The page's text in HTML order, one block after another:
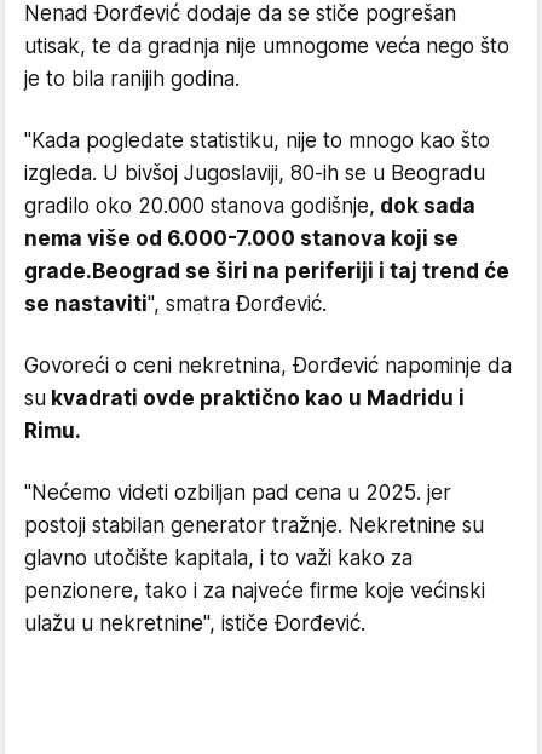
Nenad Đorđević dodaje da se stiče pogrešan
utisak, te da gradnja nije umnogome veća nego što
je to bila ranijih godina.
"Kada pogledate statistiku, nije to mnogo kao što
izgleda. U bivšoj Jugoslaviji, 80-ih se u Beogradu
gradilo oko 20.000 stanova godišnje, dok sada
nema više od 6.000-7.000 stanova koji se
grade. Beograd se širi na periferiji i taj trend će
se nastaviti", smatra Đorđević.
Govoreći o ceni nekretnina, Đorđević napominje da
su kvadrati ovde praktično kao u Madridu i
Rimu.
"Nećemo videti ozbiljan pad cena u 2025. jer
postoji stabilan generator tražnje. Nekretnine su
glavno utočište kapitala, i to važi kako za
penzionere, tako i za najveće firme koje većinski
ulažu u nekretnine", ističe Đorđević.